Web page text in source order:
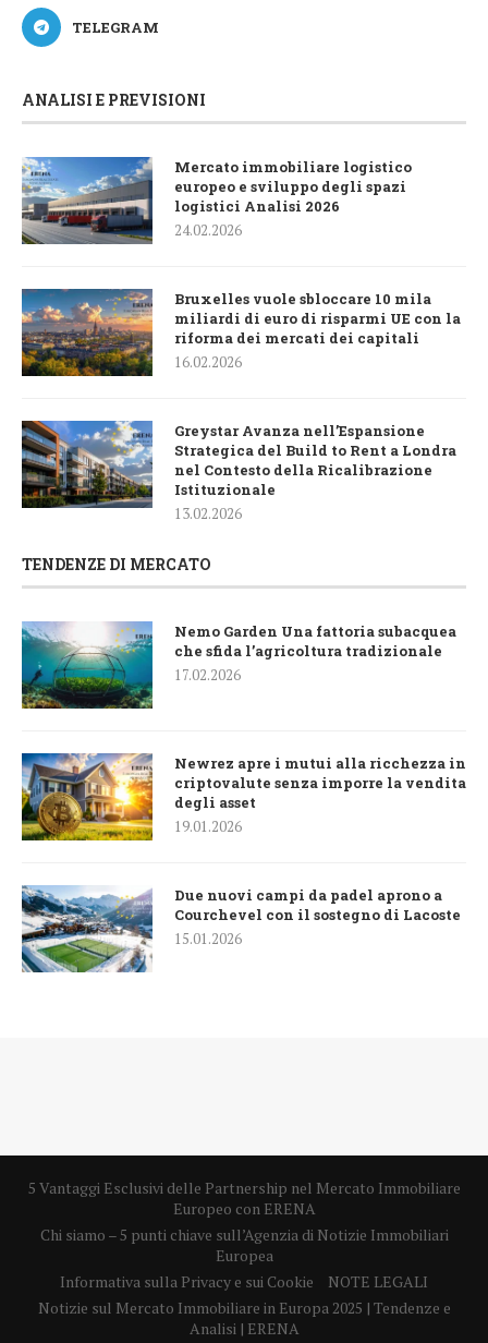
TELEGRAM
ANALISI E PREVISIONI
Mercato immobiliare logistico
europeo e sviluppo degli spazi
logistici Analisi 2026
24.02.2026
Bruxelles vuole sbloccare 10 mila
miliardi di euro di risparmi UE con la
riforma dei mercati dei capitali
16.02.2026
Greystar Avanza nell’Espansione
Strategica del Build to Rent a Londra
nel Contesto della Ricalibrazione
Istituzionale
13.02.2026
TENDENZE DI MERCATO
Nemo Garden Una fattoria subacquea
che sfida l’agricoltura tradizionale
17.02.2026
Newrez apre i mutui alla ricchezza in
criptovalute senza imporre la vendita
degli asset
19.01.2026
Due nuovi campi da padel aprono a
Courchevel con il sostegno di Lacoste
15.01.2026
5 Vantaggi Esclusivi delle Partnership nel Mercato Immobiliare
Europeo con ERENA
Chi siamo – 5 punti chiave sull’Agenzia di Notizie Immobiliari
Europea
Informativa sulla Privacy e sui Cookie
NOTE LEGALI
Notizie sul Mercato Immobiliare in Europa 2025 | Tendenze e
Analisi | ERENA